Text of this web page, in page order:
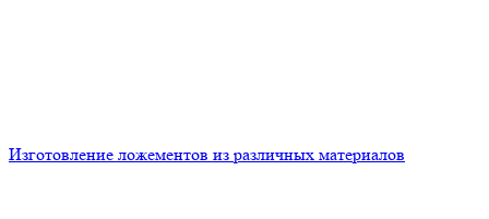
Изготовление ложементов из различных материалов